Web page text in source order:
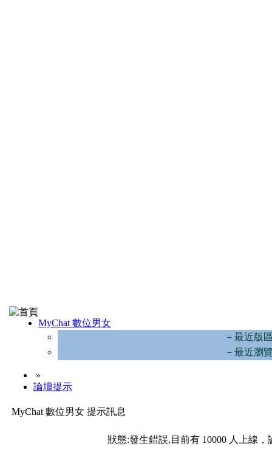
MyChat 數位男女
－最近版
－最近瀏
»
論壇提示
MyChat 數位男女 提示訊息
狀態:發生錯誤,目前有 10000 人上線